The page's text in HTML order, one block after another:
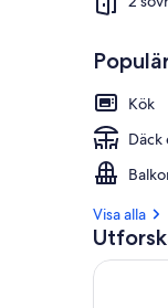
Kök
Däck
Visa alla